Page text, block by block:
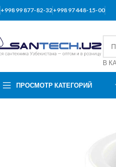
+998 99 877-82-32+998 97 448-15-00
В
ПРОСМОТР КАТЕГОРИЙ